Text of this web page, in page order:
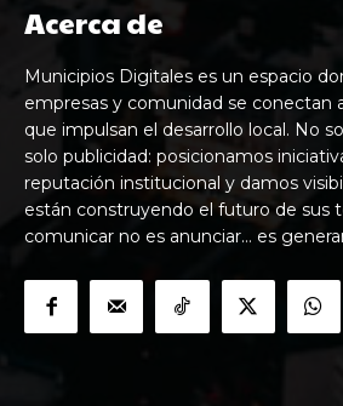
Acerca de
Municipios Digitales es un espacio
empresas y comunidad se conectan
que impulsan el desarrollo local. No
solo publicidad: posicionamos
reputación institucional y damos
están construyendo el futuro de sus
comunicar no es anunciar… es